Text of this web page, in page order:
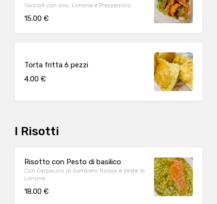
Carciofi con olio, Limone e Prezzemolo
15.00 €
Torta fritta 6 pezzi
4.00 €
I Risotti
Risotto con Pesto di basilico
Con Carpaccio di Gambero Rosso e zeste di
Limone
18.00 €